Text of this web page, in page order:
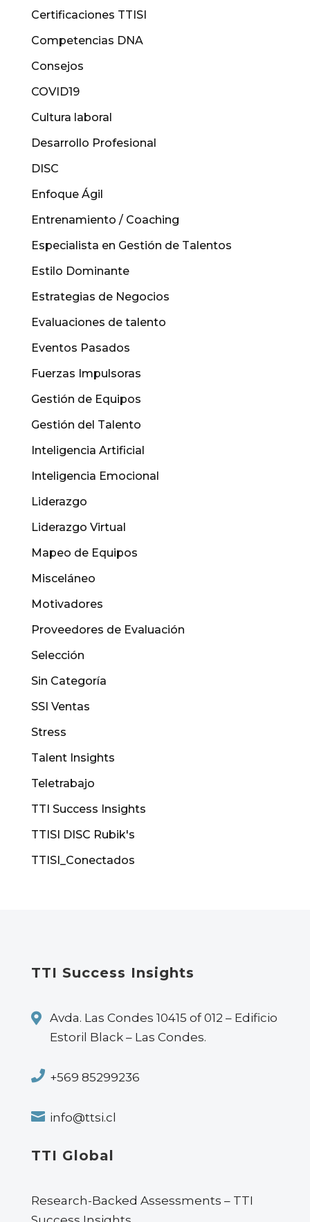
Certificaciones TTISI
Competencias DNA
Consejos
COVID19
Cultura laboral
Desarrollo Profesional
DISC
Enfoque Ágil
Entrenamiento / Coaching
Especialista en Gestión de Talentos
Estilo Dominante
Estrategias de Negocios
Evaluaciones de talento
Eventos Pasados
Fuerzas Impulsoras
Gestión de Equipos
Gestión del Talento
Inteligencia Artificial
Inteligencia Emocional
Liderazgo
Liderazgo Virtual
Mapeo de Equipos
Misceláneo
Motivadores
Proveedores de Evaluación
Selección
Sin Categoría
SSI Ventas
Stress
Talent Insights
Teletrabajo
TTI Success Insights
TTISI DISC Rubik's
TTISI_Conectados
TTI Success Insights

Avda. Las Condes 10415 of 012 – Edificio
Estoril Black – Las Condes.
 +569 85299236
 info@ttsi.cl
TTI Global
Research-Backed Assessments – TTI